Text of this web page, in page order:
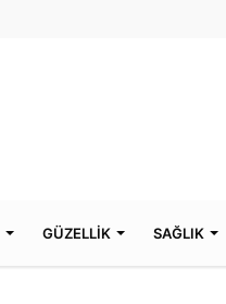
GÜZELLİK SAĞLIK